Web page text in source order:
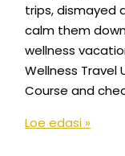
trips, dismayed
calm them
wellness
Wellness Travel
Course and
Loe edasi »